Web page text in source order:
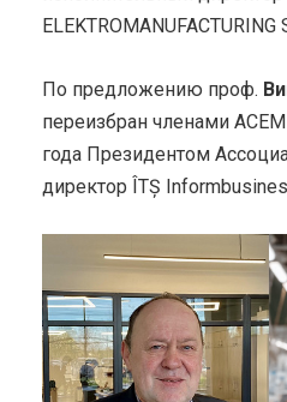
ELEKTROMANUFACTURING
По предложению проф.
переизбран членами
года Президентом
директор ÎTȘ